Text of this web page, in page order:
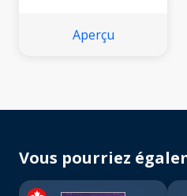
Aperçu
Vous pourriez